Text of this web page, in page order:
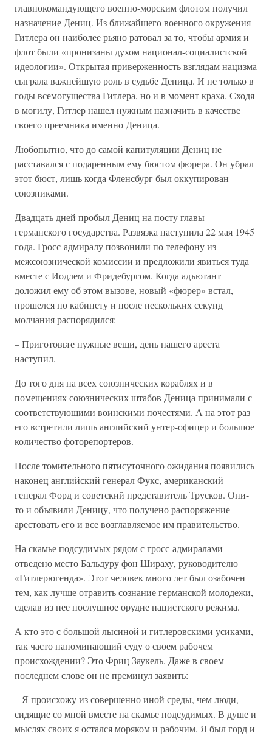
главнокомандующего военно-морским флотом получил
назначение Дениц. Из ближайшего военного окружения
Гитлера он наиболее рьяно ратовал за то, чтобы армия и
флот были «пронизаны духом национал-социалистской
идеологии». Открытая приверженность взглядам нацизма
сыграла важнейшую роль в судьбе Деница. И не только в
годы всемогущества Гитлера, но и в момент краха. Сходя
в могилу, Гитлер нашел нужным назначить в качестве
своего преемника именно Деница.
Любопытно, что до самой капитуляции Дениц не
расставался с подаренным ему бюстом фюрера. Он убрал
этот бюст, лишь когда Фленсбург был оккупирован
союзниками.
Двадцать дней пробыл Дениц на посту главы
германского государства. Развязка наступила 22 мая 1945
года. Гросс-адмиралу позвонили по телефону из
межсоюзнической комиссии и предложили явиться туда
вместе с Иодлем и Фридебургом. Когда адъютант
доложил ему об этом вызове, новый «фюрер» встал,
прошелся по кабинету и после нескольких секунд
молчания распорядился:
– Приготовьте нужные вещи, день нашего ареста
наступил.
До того дня на всех союзнических кораблях и в
помещениях союзнических штабов Деница принимали с
соответствующими воинскими почестями. А на этот раз
его встретили лишь английский унтер-офицер и большое
количество фоторепортеров.
После томительного пятисуточного ожидания появились
наконец английский генерал Фукс, американский
генерал Форд и советский представитель Трусков. Они-
то и объявили Деницу, что получено распоряжение
арестовать его и все возглавляемое им правительство.
На скамье подсудимых рядом с гросс-адмиралами
отведено место Бальдуру фон Шираху, руководителю
«Гитлерюгенда». Этот человек много лет был озабочен
тем, как лучше отравить сознание германской молодежи,
сделав из нее послушное орудие нацистского режима.
А кто это с большой лысиной и гитлеровскими усиками,
так часто напоминающий суду о своем рабочем
происхождении? Это Фриц Заукель. Даже в своем
последнем слове он не преминул заявить:
– Я происхожу из совершенно иной среды, чем люди,
сидящие со мной вместе на скамье подсудимых. В душе и
мыслях своих я остался моряком и рабочим. Я был горд и